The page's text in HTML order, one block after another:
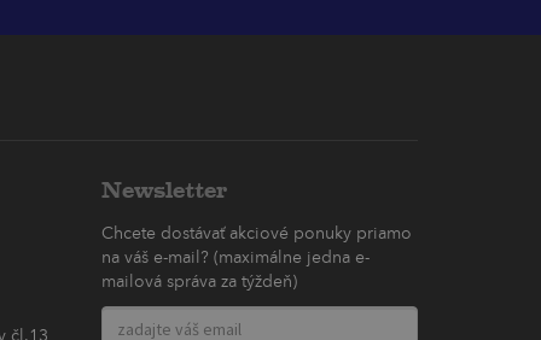
čl.13
Newsletter
Chcete dostávať akciové ponuky priamo
na váš e-mail? (maximálne jedna e-
mailová správa za týždeň)